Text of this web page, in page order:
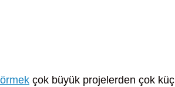
çok büyük projelerden çok